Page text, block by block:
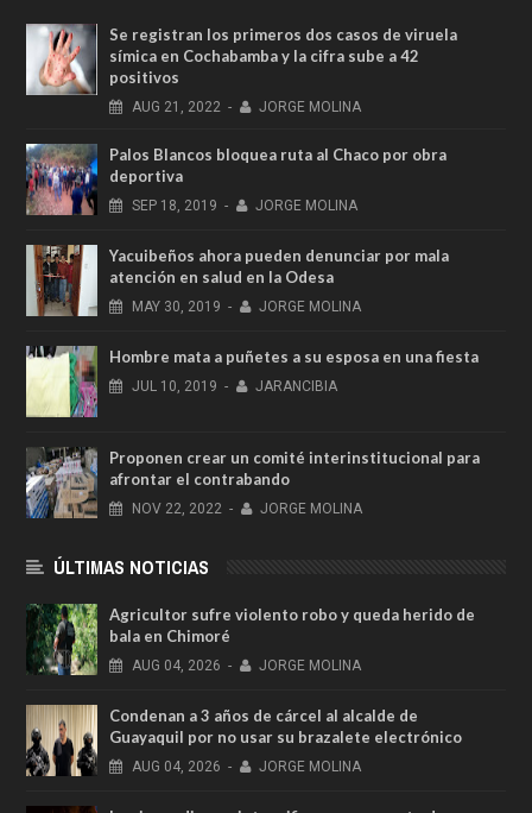
Se registran los primeros dos casos de viruela
símica en Cochabamba y la cifra sube a 42
positivos
AUG 21, 2022 - JORGE MOLINA
Palos Blancos bloquea ruta al Chaco por obra
deportiva
SEP 18, 2019 - JORGE MOLINA
Yacuibeños ahora pueden denunciar por mala
atención en salud en la Odesa
MAY 30, 2019 - JORGE MOLINA
Hombre mata a puñetes a su esposa en una fiesta
JUL 10, 2019 - JARANCIBIA
Proponen crear un comité interinstitucional para
afrontar el contrabando
NOV 22, 2022 - JORGE MOLINA
ÚLTIMAS NOTICIAS
Agricultor sufre violento robo y queda herido de
bala en Chimoré
AUG 04, 2026 - JORGE MOLINA
Condenan a 3 años de cárcel al alcalde de
Guayaquil por no usar su brazalete electrónico
AUG 04, 2026 - JORGE MOLINA